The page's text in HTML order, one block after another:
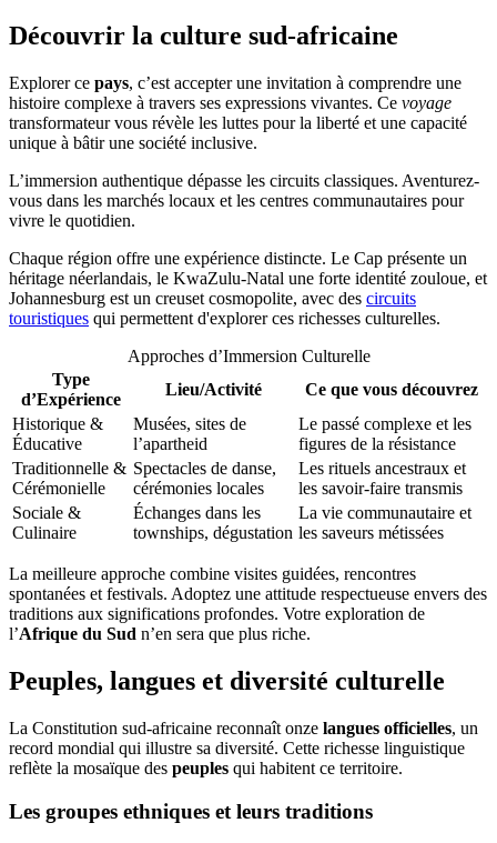
Découvrir la culture sud-africaine
Explorer ce pays, c’est accepter une invitation à comprendre une
histoire complexe à travers ses expressions vivantes. Ce voyage
transformateur vous révèle les luttes pour la liberté et une capacité
unique à bâtir une société inclusive.
L’immersion authentique dépasse les circuits classiques. Aventurez-
vous dans les marchés locaux et les centres communautaires pour
vivre le quotidien.
Chaque région offre une expérience distincte. Le Cap présente un
héritage néerlandais, le KwaZulu-Natal une forte identité zouloue, et
Johannesburg est un creuset cosmopolite, avec des circuits
touristiques qui permettent d'explorer ces richesses culturelles.
Approches d’Immersion Culturelle
Type
d’Expérience
Lieu/Activité
Ce que vous découvrez
Historique &
Éducative
Musées, sites de
l’apartheid
Le passé complexe et les
figures de la résistance
Traditionnelle &
Cérémonielle
Spectacles de danse,
cérémonies locales
Les rituels ancestraux et
les savoir-faire transmis
Sociale &
Culinaire
Échanges dans les
townships, dégustation
La vie communautaire et
les saveurs métissées
La meilleure approche combine visites guidées, rencontres
spontanées et festivals. Adoptez une attitude respectueuse envers des
traditions aux significations profondes. Votre exploration de
l’Afrique du Sud n’en sera que plus riche.
Peuples, langues et diversité culturelle
La Constitution sud-africaine reconnaît onze langues officielles, un
record mondial qui illustre sa diversité. Cette richesse linguistique
reflète la mosaïque des peuples qui habitent ce territoire.
Les groupes ethniques et leurs traditions